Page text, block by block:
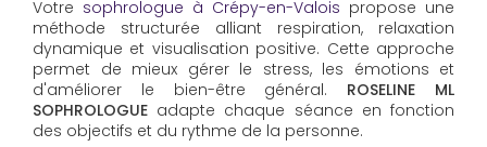
Votre sophrologue à Crépy-en-Valois propose une
méthode structurée alliant respiration, relaxation
dynamique et visualisation positive. Cette approche
permet de mieux gérer le stress, les émotions et
d'améliorer le bien-être général. ROSELINE ML
SOPHROLOGUE adapte chaque séance en fonction
des objectifs et du rythme de la personne.